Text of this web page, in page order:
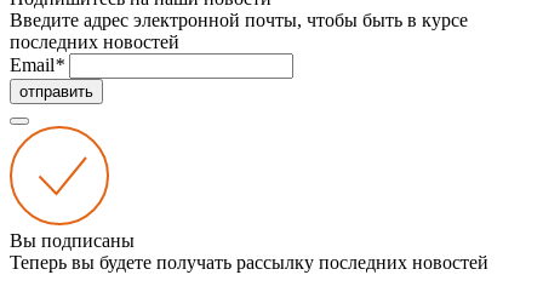
Введите адрес электронной почты, чтобы быть в курсе
последних новостей
Email*
отправить
Вы подписаны
Теперь вы будете получать рассылку последних новостей